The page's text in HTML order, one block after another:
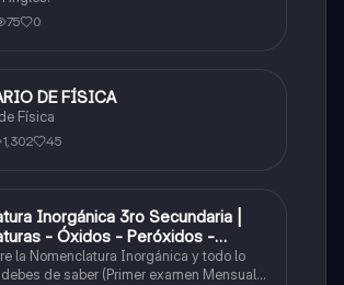
75 0
DE FÍSICA
Física
1,302 45
Inorgánica 3ro Secundaria |
- Óxidos - Peróxidos -
o Bases
la Nomenclatura Inorgánica y todo lo
de saber (Primer examen Mensual